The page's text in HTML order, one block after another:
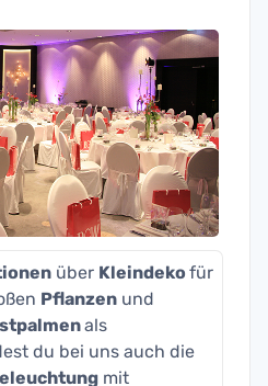
über Kleindekofür
Pflanzen und
als
du bei uns auch die
mit